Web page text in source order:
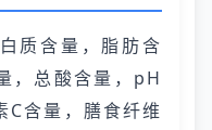
质含量，脂肪含
，总酸含量，pH
C含量，膳食纤维